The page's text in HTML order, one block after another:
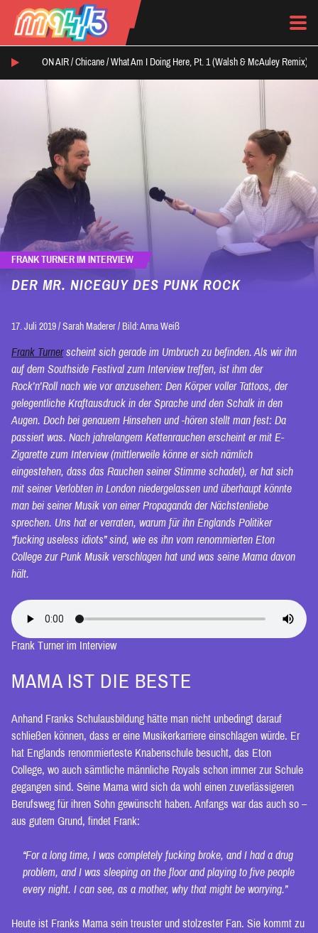
ON AIR / Chicane / What Am I Doing Here, Pt. 1 (Walsh & McAuley Remix)
FRANK TURNER IM INTERVIEW
DER MR. NICEGUY DES PUNK ROCK
17. Juli 2019 / Sarah Maderer / Bild: Anna Weiß
Frank Turnerscheint sich gerade im Umbruch zu befinden. Als wir ihn
auf dem Southside Festival zum Interview treffen, ist ihm der
Rock’n’Roll nach wie vor anzusehen: Den Körper voller Tattoos, der
gelegentliche Kraftausdruck in der Sprache und den Schalk in den
Augen. Doch bei genauem Hinsehen und -hören stellt man fest: Da
passiert was. Nach jahrelangem Kettenrauchen erscheint er mit E-
Zigarette zum Interview (mittlerweile könne er sich nämlich
eingestehen, dass das Rauchen seiner Stimme schadet), er hat sich
mit seiner Verlobten in London niedergelassen und überhaupt könnte
man bei seiner Musik von einer Propaganda der Nächstenliebe
sprechen. Uns hat er verraten, warum für ihn Englands Politiker
“fucking useless idiots” sind, wie es ihn vom renommierten Eton
College zur Punk Musik verschlagen hat und was seine Mama davon
hält.
Frank Turner im Interview
MAMA IST DIE BESTE
Anhand Franks Schulausbildung hätte man nicht unbedingt darauf
schließen können, dass er eine Musikerkarriere einschlagen würde. Er
hat Englands renommierteste Knabenschule besucht, das Eton
College, wo auch sämtliche männliche Royals schon immer zur Schule
gegangen sind. Seine Mama wird sich da wohl einen zuverlässigeren
Berufsweg für ihren Sohn gewünscht haben. Anfangs war das auch so –
aus gutem Grund, findet Frank:
“For a long time, I was completely fucking broke, and I had a drug
problem, and I was sleeping on the floor and playing to five people
every night. I can see, as a mother, why that might be worrying.”
Heute ist Franks Mama sein treuster und stolzester Fan. Sie kommt zu